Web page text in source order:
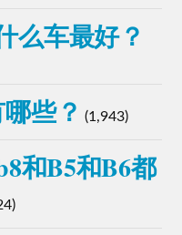
么车最好？
些？ (1,943)
和B5和B6都